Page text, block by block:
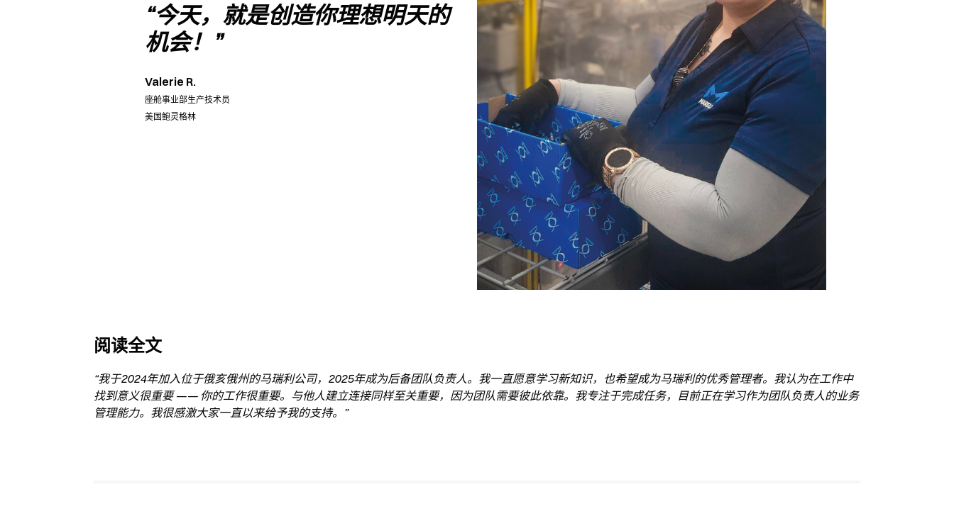
“今天，就是创造你理想明天的
机会！”
Valerie R.
座舱事业部生产技术员
美国鲍灵格林
阅读全文
“我于2024年加入位于俄亥俄州的马瑞利公司，2025年成为后备团队负责人。我一直愿意学习新知识，也希望成为马瑞利的优秀管理者。我认为在工作中
找到意义很重要 —— 你的工作很重要。与他人建立连接同样至关重要，因为团队需要彼此依靠。我专注于完成任务，目前正在学习作为团队负责人的业务
管理能力。我很感激大家一直以来给予我的支持。”